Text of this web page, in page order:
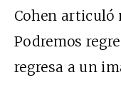
Cohen articuló
Podremos
regresa a un